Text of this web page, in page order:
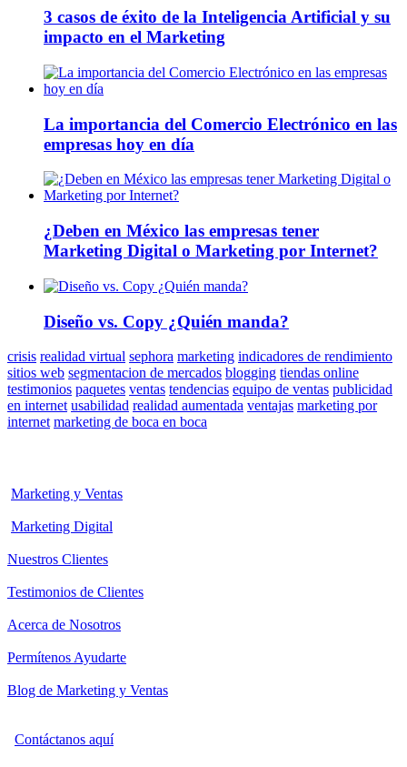
3 casos de éxito de la Inteligencia Artificial y su
impacto en el Marketing
La importancia del Comercio Electrónico en las
empresas hoy en día
¿Deben en México las empresas tener
Marketing Digital o Marketing por Internet?
Diseño vs. Copy ¿Quién manda?
crisis realidad virtual sephora marketing indicadores de rendimiento
sitios web segmentacion de mercados blogging tiendas online
testimonios paquetes ventas tendencias equipo de ventas publicidad
en internet usabilidad realidad aumentada ventajas marketing por
internet marketing de boca en boca
Marketing y Ventas
Marketing Digital
Nuestros Clientes
Testimonios de Clientes
Acerca de Nosotros
Permítenos Ayudarte
Blog de Marketing y Ventas
Contáctanos aquí